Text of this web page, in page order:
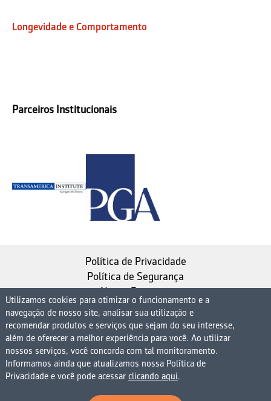
Longevidade e Comportamento
Parceiros Institucionais
Política de Privacidade
Política de Segurança
Nosso Estatuto
Instituto de Longevidade MAG, uma empresa do
Grupo MAG
| CNPJ 08.474.765/0001-75
Avenida Presidente Juscelino Kubitschek, 1830, 15º
andar bloco 1 (parte), Condomínio Edifício São Luiz -
Vila Nova Conceição
Utilizamos cookies para otimizar o funcionamento e a
navegação de nosso site, analisar sua utilização e
recomendar produtos e serviços que sejam do seu interesse,
além de oferecer a melhor experiência para você. Ao utilizar
nossos serviços, você concorda com tal monitoramento.
Informamos ainda que atualizamos nossa Política de
Privacidade e você pode acessar clicando aqui.